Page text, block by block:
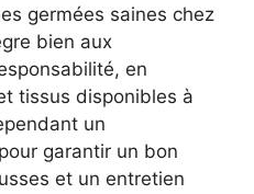
germées saines chez
bien aux
en
tissus disponibles à
un
garantir un bon
et un entretien